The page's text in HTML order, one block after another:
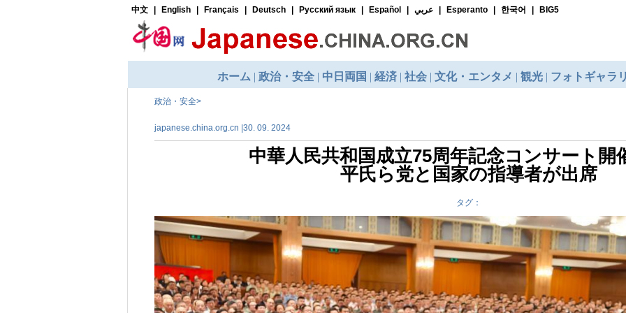
政治・安全>
japanese.china.org.cn |30. 09. 2024
中華人民共和国成立75周年記念コンサート
平氏ら党と国家の指導者が出席
タグ：